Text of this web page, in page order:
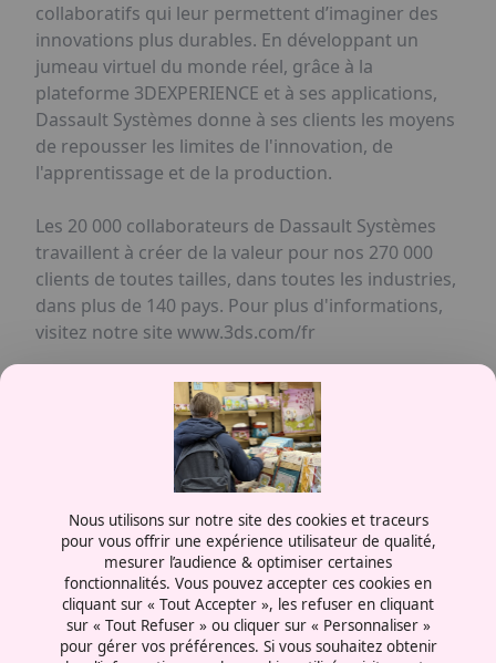
collaboratifs qui leur permettent d’imaginer des
innovations plus durables. En développant un
jumeau virtuel du monde réel, grâce à la
plateforme 3DEXPERIENCE et à ses applications,
Dassault Systèmes donne à ses clients les moyens
de repousser les limites de l'innovation, de
l'apprentissage et de la production.
Les 20 000 collaborateurs de Dassault Systèmes
travaillent à créer de la valeur pour nos 270 000
clients de toutes tailles, dans toutes les industries,
dans plus de 140 pays. Pour plus d'informations,
visitez notre site www.3ds.com/fr
0387556600
Rue de la Grange aux Bois
57070 - Metz
France
Nous utilisons sur notre site des cookies et traceurs
pour vous offrir une expérience utilisateur de qualité,
mesurer l’audience & optimiser certaines
fonctionnalités. Vous pouvez accepter ces cookies en
cliquant sur « Tout Accepter », les refuser en cliquant
sur « Tout Refuser » ou cliquer sur « Personnaliser »
pour gérer vos préférences. Si vous souhaitez obtenir